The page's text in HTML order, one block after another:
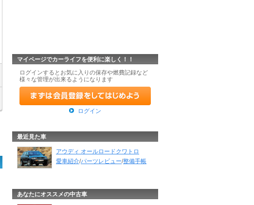
マイページでカーライフを便利に楽しく！！
ログインするとお気に入りの保存や燃費記録など
様々な管理が出来るようになります
ログイン
最近見た車
アウディ オールロードクワトロ
愛車紹介/パーツレビュー/整備手帳
あなたにオススメの中古車